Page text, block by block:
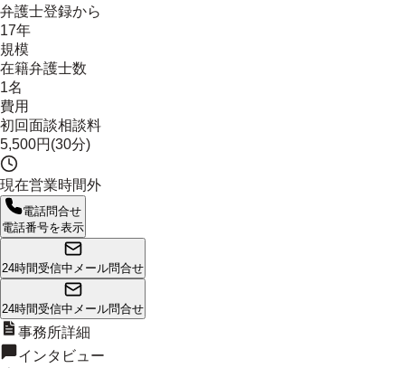
弁護士登録から
17年
規模
在籍弁護士数
1名
費用
初回面談相談料
5,500円(30分)
現在営業時間外
電話問合せ
電話番号を表示
24時間受信中 メール問合せ
24時間受信中 メール問合せ
事務所詳細
インタビュー